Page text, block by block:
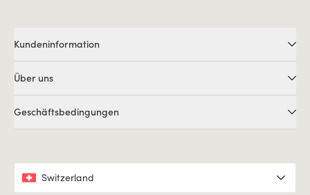
Kundeninformation
Über uns
Geschäftsbedingungen
Switzerland